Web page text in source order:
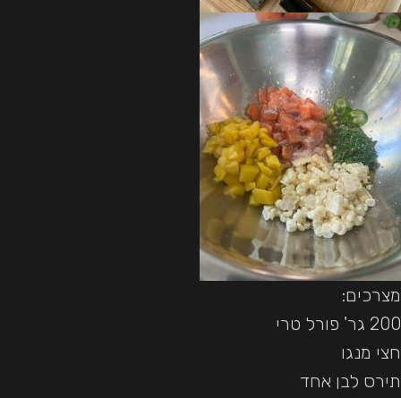
מצרכים:
200 גר' פורל טרי
חצי מנגו
תירס לבן אחד